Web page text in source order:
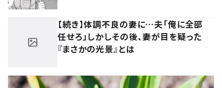
【続き】体調不良の妻に…夫「俺に全部
任せろ」しかしその後、妻が目を疑った
『まさかの光景』とは